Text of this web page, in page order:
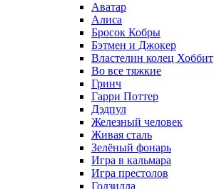
Аватар
Алиса
Бросок Кобры
Бэтмен и Джокер
Властелин колец Хоббит
Во все тяжкие
Гринч
Гарри Поттер
Дэдпул
Железный человек
Живая сталь
Зелёный фонарь
Игра в кальмара
Игра престолов
Годзилла